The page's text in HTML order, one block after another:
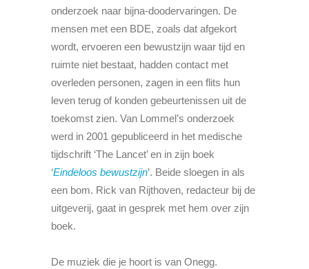
onderzoek naar bijna-doodervaringen. De
mensen met een BDE, zoals dat afgekort
wordt, ervoeren een bewustzijn waar tijd en
ruimte niet bestaat, hadden contact met
overleden personen, zagen in een flits hun
leven terug of konden gebeurtenissen uit de
toekomst zien. Van Lommel’s onderzoek
werd in 2001 gepubliceerd in het medische
tijdschrift ‘The Lancet’ en in zijn boek
‘Eindeloos bewustzijn’. Beide sloegen in als
een bom. Rick van Rijthoven, redacteur bij de
uitgeverij, gaat in gesprek met hem over zijn
boek.
De muziek die je hoort is van Onegg.